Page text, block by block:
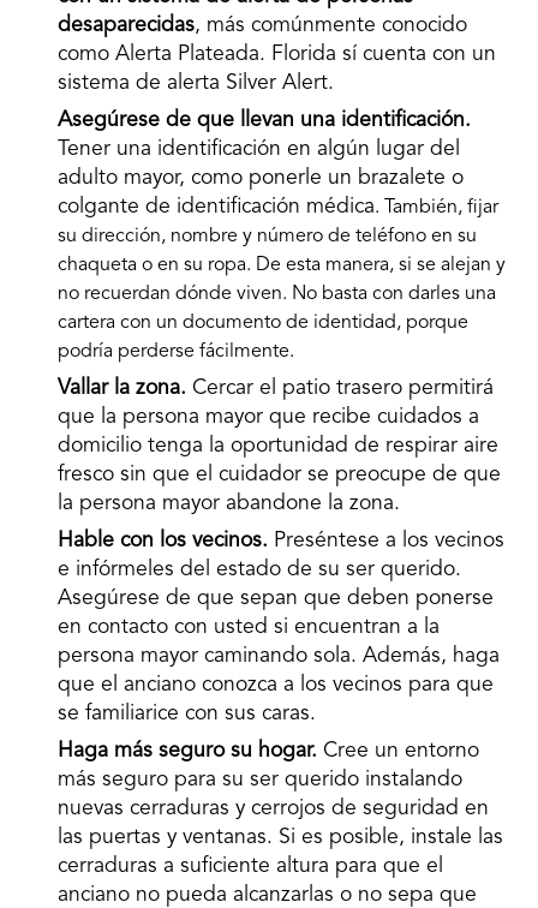
desaparecidas, más comúnmente conocido
como Alerta Plateada. Florida sí cuenta con un
sistema de alerta Silver Alert.
Asegúrese de que llevan una identificación.
Tener una identificación en algún lugar del
adulto mayor, como ponerle un brazalete o
colgante de identificación médica. También, fijar
su dirección, nombre y número de teléfono en su
chaqueta o en su ropa. De esta manera, si se alejan y
no recuerdan dónde viven. No basta con darles una
cartera con un documento de identidad, porque
podría perderse fácilmente.
Vallar la zona. Cercar el patio trasero permitirá
que la persona mayor que recibe cuidados a
domicilio tenga la oportunidad de respirar aire
fresco sin que el cuidador se preocupe de que
la persona mayor abandone la zona.
Hable con los vecinos. Preséntese a los vecinos
e infórmeles del estado de su ser querido.
Asegúrese de que sepan que deben ponerse
en contacto con usted si encuentran a la
persona mayor caminando sola. Además, haga
que el anciano conozca a los vecinos para que
se familiarice con sus caras.
Haga más seguro su hogar. Cree un entorno
más seguro para su ser querido instalando
nuevas cerraduras y cerrojos de seguridad en
las puertas y ventanas. Si es posible, instale las
cerraduras a suficiente altura para que el
anciano no pueda alcanzarlas o no sepa que